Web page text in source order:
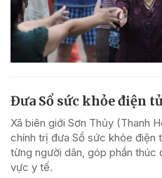
Đưa Sổ sức khỏe điện
Xã biên giới Sơn Thủy (Thanh
chính trị đưa Sổ sức khỏe điện
từng người dân, góp phần thúc
vực y tế.